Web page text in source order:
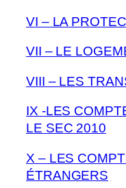
VI – LA
VII – LE
VIII – LES
IX -LES
LE SEC 2010
X – LES
ÉTRANGERS